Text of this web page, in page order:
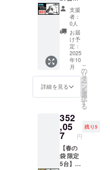
者登録
番号：
あり ※
適格請
求書発
行事業
者登録
番号の
記載の
あるイ
ンボイ
スが必
要な場
実行者
に直接
お問合
せくだ
さい。
車販売
証明書
を含む
●適格請
求書発
行事業
者登録
番号：
あり ※
適格請
求書発
行事業
者登録
記載の
あるイ
ンボイ
スが必
要な場
合は、
実行者
す。
ご了承
くださ
い。 ※
ご注文
状況、
使用部
材の供
給状
況、製
造工程
上の都
合等に
荷時期
が遅れ
る場合
があり
ます。
●原動機
付自転
ホーム
ページ
にて追
加の離
島送料
11,000
円(税込
み)をお
払う必
要があ
りま
す。ご
注意く
い。 ※
組立完
成車の
お届け
はオー
プショ
ンで別
注文さ
れた
後、商
品を発
送する
一週間
前に弊
社の
ホーム
ページ
にて追
加の離
島送料
円(税込
み)をお
払う必
要があ
りま
す。ご
注意く
でブラ
ウン色
に変更
できま
す。) ●
一般販
売予定
価格：
515,800
円の
40%OF
F ※箱入
り(ハン
バーと
前輪の
取付け
が必要)
での送
料
23,600
】特定
小型原
付×1台
●イープ
ラスミ
ライ ア
ドベン
チャー
ポータ
ブル電
源
「EMR
310」
カ
ラー：
アバン
ブラッ
ク
or サ
ンド
●イープ
ラスミ
ライ
RHINO
バイク
原付二
1000W
モデル
×1台 ●
イープ
ラスミ
動キッ
クス
クー
ター
【Me】
原付一
種
支援
者：
0人
お届
け予
定：
2025
年10
月
詳細を見る
こ
の
リ
タ
ー
ン
を
選
択
す
る
352
,05
7 円
残り5
【春の
袋 限定
5台】 ●